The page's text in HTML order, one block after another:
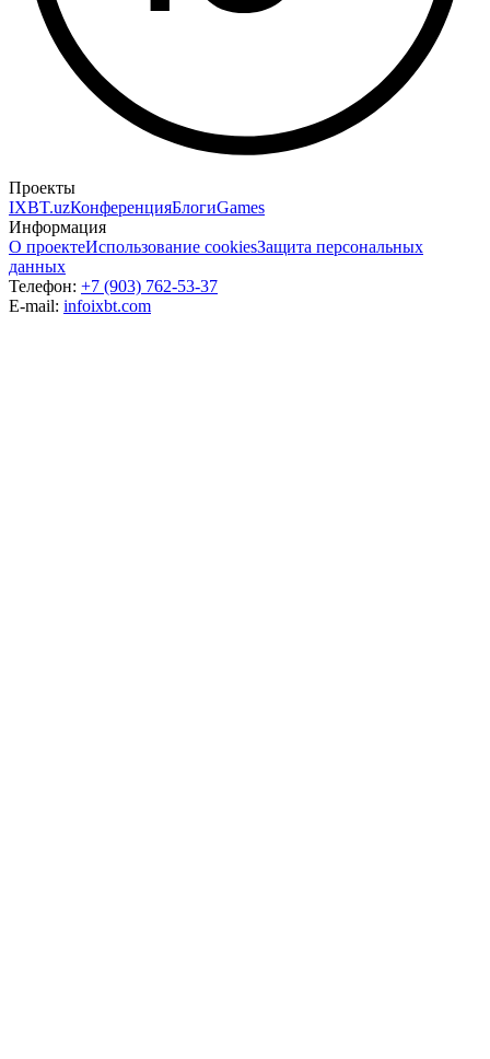
Проекты
IXBT.uzКонференцияБлогиGames
Информация
О проектеИспользование cookiesЗащита персональных
данных
Телефон: +7 (903) 762-53-37
E-mail: infoixbt.com